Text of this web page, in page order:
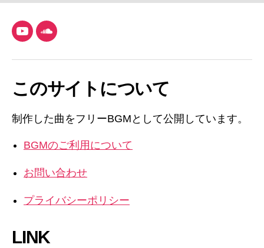
YouTubeSoundCloud
このサイトについて
制作した曲をフリーBGMとして公開しています。
BGMのご利用について
お問い合わせ
プライバシーポリシー
LINK